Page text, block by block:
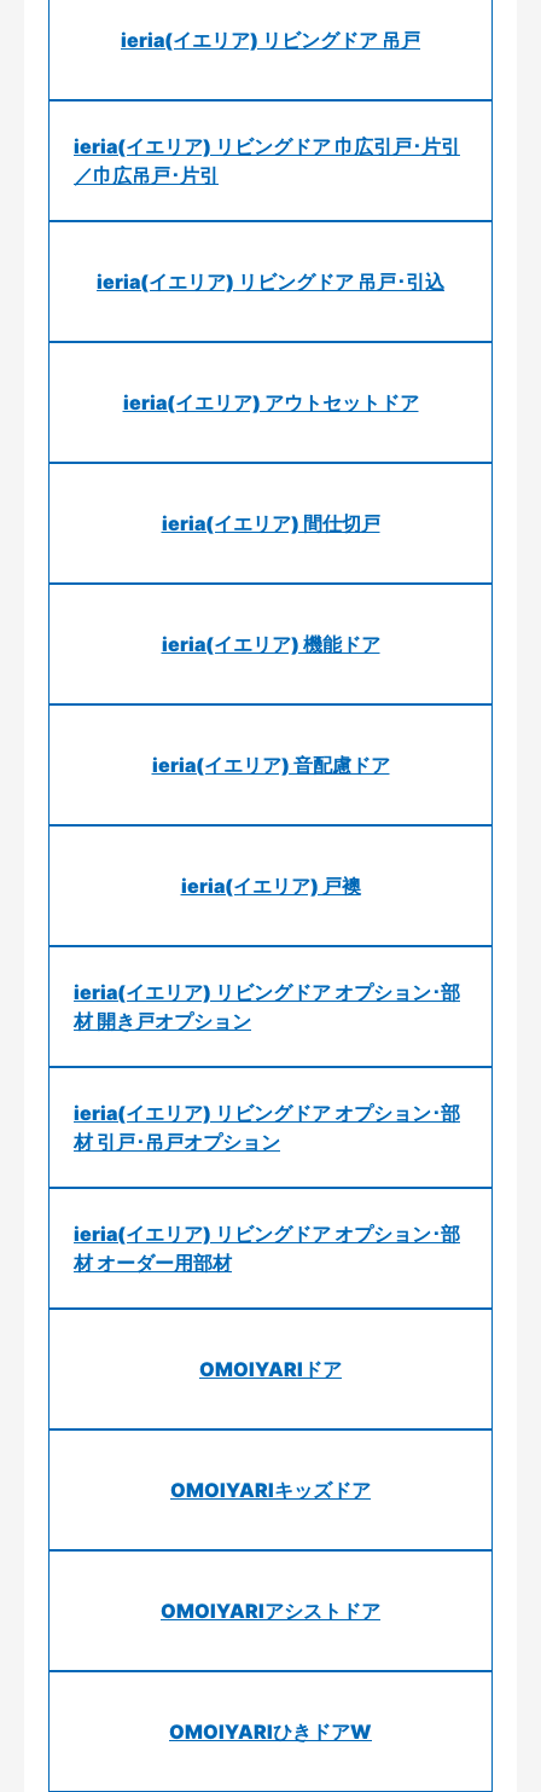
ieria(イエリア) リビングドア 吊戸
ieria(イエリア) リビングドア 巾広引戸･片引
／巾広吊戸･片引
ieria(イエリア) リビングドア 吊戸･引込
ieria(イエリア) アウトセットドア
ieria(イエリア) 間仕切戸
ieria(イエリア) 機能ドア
ieria(イエリア) 音配慮ドア
ieria(イエリア) 戸襖
ieria(イエリア) リビングドア オプション･部
材 開き戸オプション
ieria(イエリア) リビングドア オプション･部
材 引戸･吊戸オプション
ieria(イエリア) リビングドア オプション･部
材 オーダー用部材
OMOIYARIドア
OMOIYARIキッズドア
OMOIYARIアシストドア
OMOIYARIひきドアW